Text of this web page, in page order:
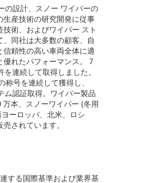
の設計、スノー ワイパーの
生産技術の研究開発に従事
術、およびワイパー スト
同社は大多数の顧客、自
頼性の高い車両全体に適
れたパフォーマンス。 7
連続して取得しました。
称号を連続して獲得し、
ム認証取得。ワイパー製品
本、スノーワイパー (冬用
ーロッパ、北米、ロシ
されています。
する国際基準および業界基